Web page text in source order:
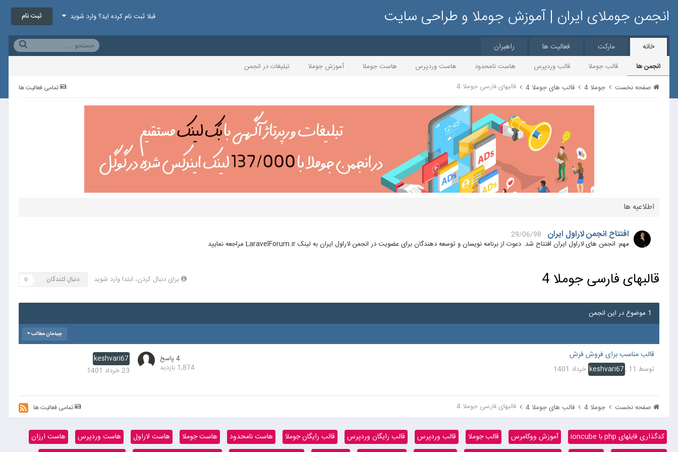
انجمن جوملای ایران | آموزش جوملا و طراحی سایت قبلا ثبت نام کرده اید؟ وارد شوید ثبت نام
خانه
انجمن ها قالب جوملا قالب وردپرس هاست نامحدود هاست وردپرس هاست جوملا آموزش جوملا تبلیغات در انجمن
مارکت فعالیت ها راهبران
تمامی فعالیت ها صفحه نخست جوملا 4 قالب های جوملا 4 قالبهای فارسی جوملا 4
اطلاعیه ها
افتتاح انجمن لاراول ایران
29/06/98
مهم: انجمن های لاراول ایران افتتاح شد. دعوت از برنامه نویسان و توسعه دهندگان برای عضویت در انجمن لاراول ایران به لینک LaravelForum.ir مراجعه نمایید
قالبهای فارسی جوملا 4 برای دنبال کردن، ابتدا وارد شوید دنبال کنندگان 0
1 موضوع در این انجمن
چیدمان مطالب
قالب مناسب برای فروش فرش
توسط keshvari67, 11 خرداد 1401
4 پاسخ
1,874 بازدید
keshvari67
23 خرداد 1401
تمامی فعالیت ها صفحه نخست جوملا 4 قالب های جوملا 4 قالبهای فارسی جوملا 4
کدگذاری فایلهای php با ioncube آموزش ووکامرس قالب جوملا قالب وردپرس قالب رایگان وردپرس قالب رایگان جوملا هاست نامحدود هاست جوملا هاست لاراول هاست وردپرس
هاست ارزان